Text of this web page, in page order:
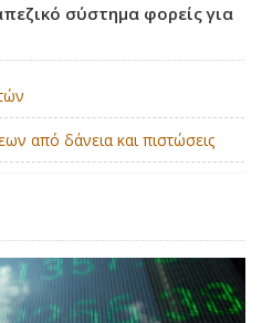
σύστημα φορείς για
από δάνεια και πιστώσεις